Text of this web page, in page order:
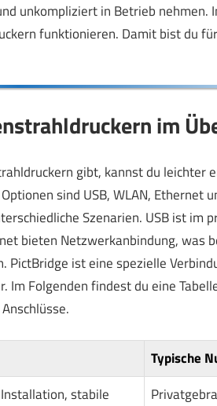
unkompliziert in Betrieb nehmen.
funktionieren. Damit bist du
im
gibt, kannst du leichter
sind USB, WLAN, Ethernet
Szenarien. USB ist im
bieten Netzwerkanbindung, was
ist eine spezielle
Im Folgenden findest du eine
Typische
stabile